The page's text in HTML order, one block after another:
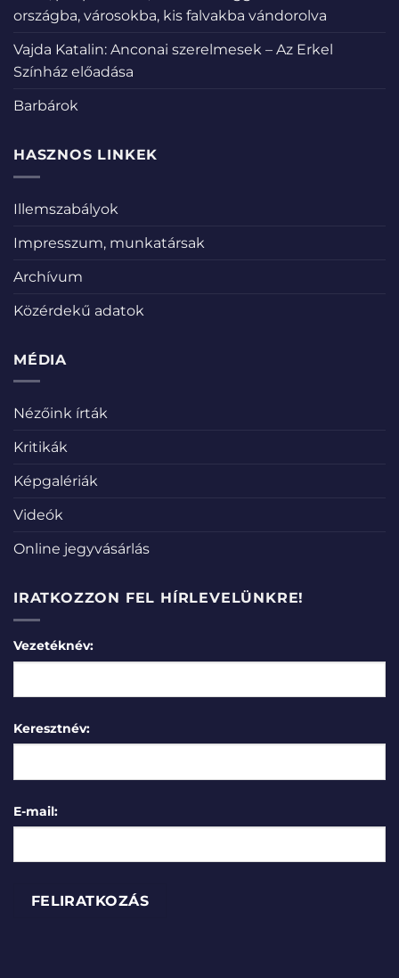
országba, városokba, kis falvakba vándorolva
Vajda Katalin: Anconai szerelmesek – Az Erkel
Színház előadása
Barbárok
HASZNOS LINKEK
Illemszabályok
Impresszum, munkatársak
Archívum
Közérdekű adatok
MÉDIA
Nézőink írták
Kritikák
Képgalériák
Videók
Online jegyvásárlás
IRATKOZZON FEL HÍRLEVELÜNKRE!
Vezetéknév:
Keresztnév:
E-mail: